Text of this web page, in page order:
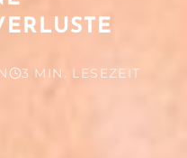
3 MIN. LESEZEIT